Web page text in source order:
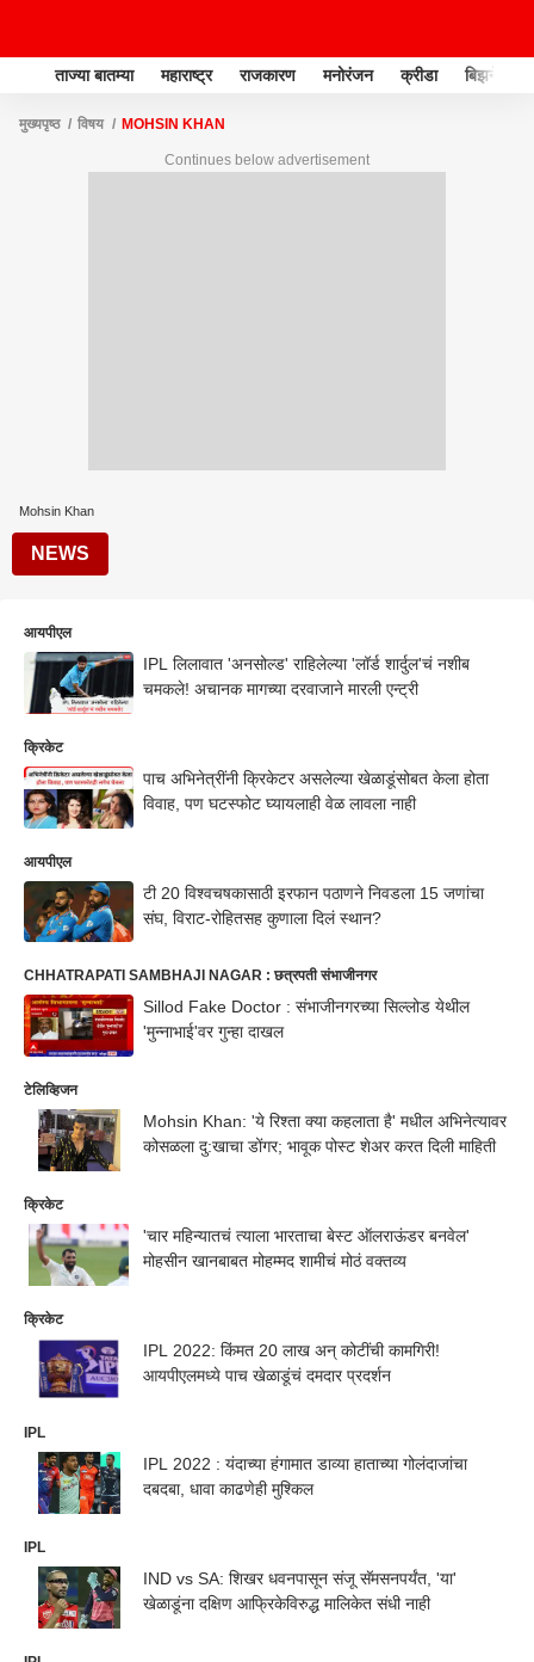
ताज्या बातम्या महाराष्ट्र राजकारण मनोरंजन क्रीडा बिझनेस
मुख्यपृष्ठ विषय MOHSIN KHAN
Continues below advertisement
Mohsin Khan
NEWS
आयपीएल
IPL लिलावात 'अनसोल्ड' राहिलेल्या 'लॉर्ड शार्दुल'चं नशीब
चमकले! अचानक मागच्या दरवाजाने मारली एन्ट्री
क्रिकेट
पाच अभिनेत्रींनी क्रिकेटर असलेल्या खेळाडूंसोबत केला होता
विवाह, पण घटस्फोट घ्यायलाही वेळ लावला नाही
आयपीएल
टी 20 विश्वचषकासाठी इरफान पठाणने निवडला 15 जणांचा
संघ, विराट-रोहितसह कुणाला दिलं स्थान?
CHHATRAPATI SAMBHAJI NAGAR : छत्रपती संभाजीनगर
Sillod Fake Doctor : संभाजीनगरच्या सिल्लोड येथील
'मुन्नाभाई'वर गुन्हा दाखल
टेलिव्हिजन
Mohsin Khan: 'ये रिश्ता क्या कहलाता है' मधील अभिनेत्यावर
कोसळला दु:खाचा डोंगर; भावूक पोस्ट शेअर करत दिली माहिती
क्रिकेट
'चार महिन्यातचं त्याला भारताचा बेस्ट ऑलराऊंडर बनवेल'
मोहसीन खानबाबत मोहम्मद शामीचं मोठं वक्तव्य
क्रिकेट
IPL 2022: किंमत 20 लाख अन् कोटींची कामगिरी!
आयपीएलमध्ये पाच खेळाडूंचं दमदार प्रदर्शन
IPL
IPL 2022 : यंदाच्या हंगामात डाव्या हाताच्या गोलंदाजांचा
दबदबा, धावा काढणेही मुश्किल
IPL
IND vs SA: शिखर धवनपासून संजू सॅमसनपर्यंत, 'या'
खेळाडूंना दक्षिण आफ्रिकेविरुद्ध मालिकेत संधी नाही